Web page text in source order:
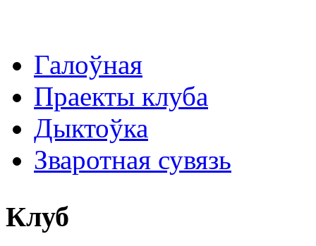
Галоўная
Праекты клуба
Дыктоўка
Зваротная сувязь
Клуб